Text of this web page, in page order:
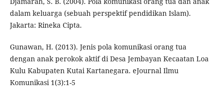
dalam keluarga (sebuah perspektif pendidikan Islam).
Jakarta: Rineka Cipta.
Gunawan, H. (2013). Jenis pola komunikasi orang tua
dengan anak perokok aktif di Desa Jembayan Kecaatan Loa
Kulu Kabupaten Kutai Kartanegara. eJournal Ilmu
Komunikasi 1(3):1-5